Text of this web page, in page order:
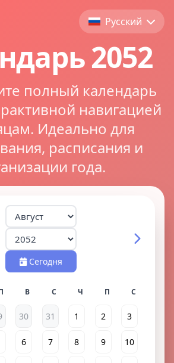
Русский
2052
полный календарь
навигацией
Идеально для
расписания и
года.
Сегодня
30 31 1 2 3
6 7 8 9 10